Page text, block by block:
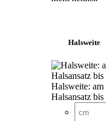
Halsweite
Halsweite: am
Halsansatz